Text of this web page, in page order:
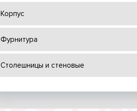
Корпус
Фурнитура
Столешницы и стеновые